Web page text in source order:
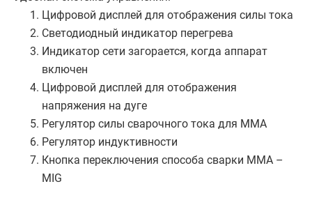
Цифровой дисплей для отображения силы тока
Светодиодный индикатор перегрева
Индикатор сети загорается, когда аппарат
включен
Цифровой дисплей для отображения
напряжения на дуге
Регулятор силы сварочного тока для ММА
Регулятор индуктивности
Кнопка переключения способа сварки ММА –
MIG